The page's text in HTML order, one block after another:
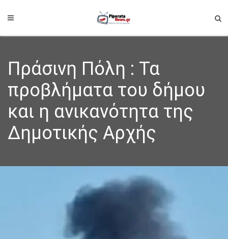
Πράσινη Πόλη : Τα
προβλήματα του δήμου
και η ανικανότητα της
Δημοτικής Αρχής